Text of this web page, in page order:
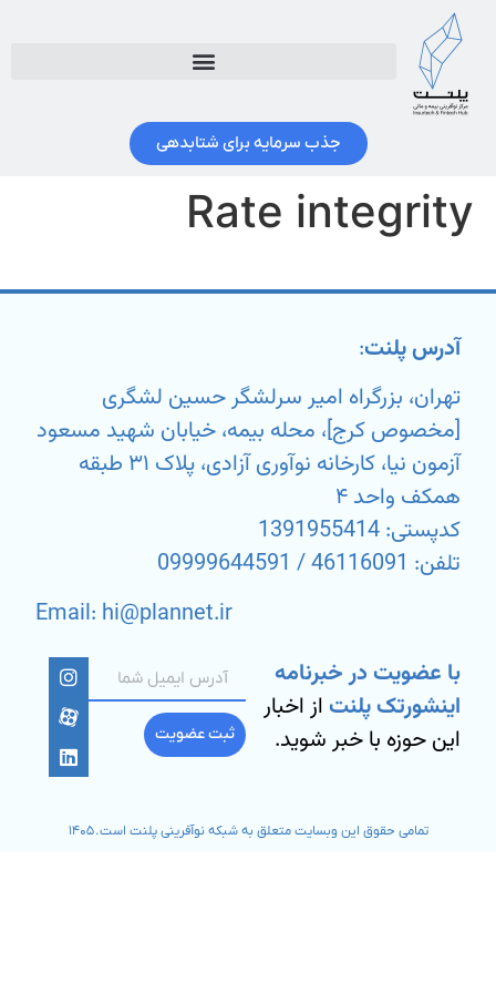
جذب سرمایه برای شتابدهی
Rate integrity
آدرس پلنت:
تهران، بزرگراه امیر سرلشگر حسین لشگری
[مخصوص کرج]، محله بیمه، خیابان شهید مسعود
آزمون نیا، کارخانه نوآوری آزادی، پلاک ۳۱ طبقه
همکف واحد ۴
کدپستی: 1391955414
تلفن: 46116091 / 09999644591
Email: hi@plannet.ir
با عضویت در خبرنامه
اینشورتک پلنتاز اخبار
این حوزه با خبر شوید.
ثبت عضویت
تمامی حقوق این وبسایت متعلق به شبکه نوآفرینی پلنت است. ۱۴۰۵